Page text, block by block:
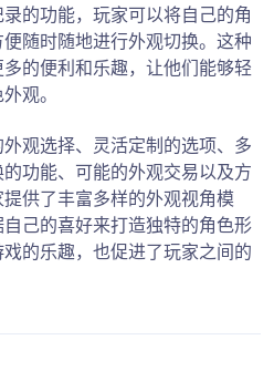
的功能，玩家可以将自己的角
随时随地进行外观切换。这种
的便利和乐趣，让他们能够轻
观。
观选择、灵活定制的选项、多
功能、可能的外观交易以及方
供了丰富多样的外观视角模
己的喜好来打造独特的角色形
的乐趣，也促进了玩家之间的